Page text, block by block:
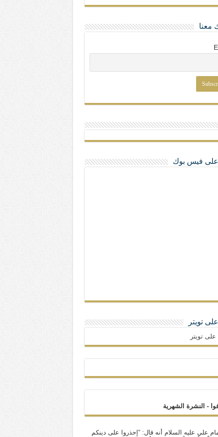
معنا
على فيس بوك
على تويتر
على تويتر
- النشرة الشهرية
علي عليه السلام أنه قال: “إحذروا على دينكم